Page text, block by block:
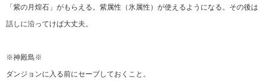
「紫の月煌石」がもらえる。紫属性（氷属性）が使えるようになる。その後は
話しに沿ってけば大丈夫。
※神殿島※
ダンジョンに入る前にセーブしておくこと。